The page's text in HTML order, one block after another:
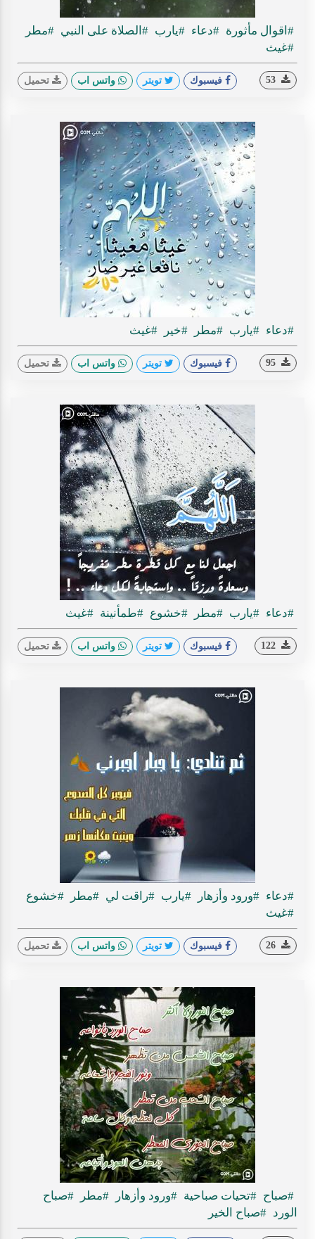
#اقوال مأثورة #دعاء #يارب #الصلاة على النبي #مطر
#غيث
فيسبوك تويتر واتس اب تحميل
#دعاء #يارب #مطر #خير #غيث
فيسبوك تويتر واتس اب تحميل
#دعاء #يارب #مطر #خشوع #طمأنينة #غيث
فيسبوك تويتر واتس اب تحميل
#دعاء #ورود وأزهار #يارب #راقت لي #مطر
#خشوع
#غيث
فيسبوك تويتر واتس اب تحميل
#صباح #تحيات صباحية #ورود وأزهار #مطر
#صباح
الورد #صباح الخير